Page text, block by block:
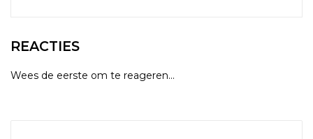
REACTIES
Wees de eerste om te reageren...